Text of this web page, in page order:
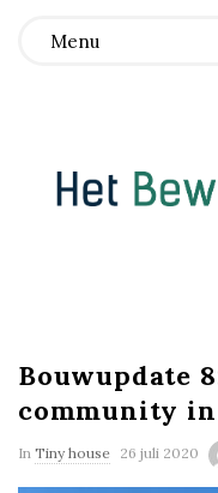
Menu
t
B
Bouwupdate
community in
In Tiny house 26 juli 2020